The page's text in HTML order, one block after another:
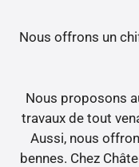
Nous offrons un
Nous proposons
travaux de tout
Aussi, nous
bennes. Chez